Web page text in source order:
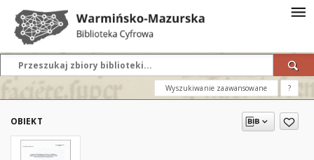
Wyszukiwanie zaawansowane ?
OBIEKT